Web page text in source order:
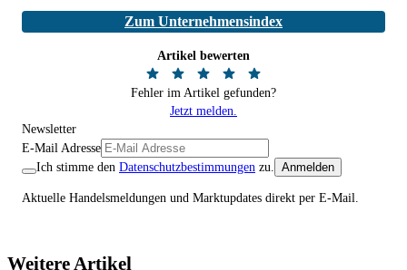
Zum Unternehmensindex
Artikel bewerten
Fehler im Artikel gefunden?
Jetzt melden.
Newsletter
E-Mail Adresse
Ich stimme den Datenschutzbestimmungen zu. Anmelden
Aktuelle Handelsmeldungen und Marktupdates direkt per E-Mail.
Weitere Artikel